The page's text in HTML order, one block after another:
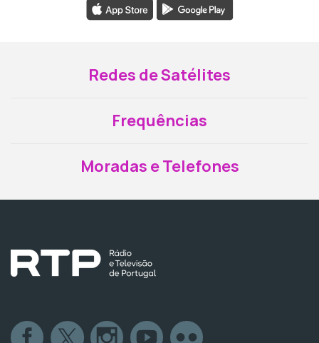
Redes de Satélites
Frequências
Moradas e Telefones